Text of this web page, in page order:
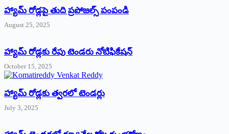
హ్యామ్‌ రోడ్లపై తుది ప్రపోజల్స్‌ పంపండి
August 25, 2025
హ్యామ్‌ రోడ్లకు రేపు టెండరు నోటిఫికేషన్‌
October 15, 2025
హ్యామ్‌ రోడ్లకు త్వరలో టెండర్లు
July 3, 2025